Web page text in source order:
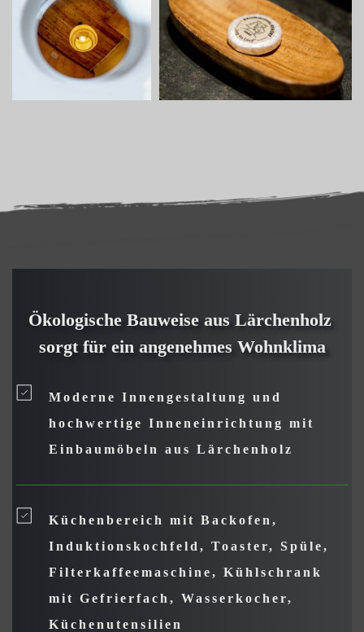
Ökologische Bauweise aus Lärchenholz
sorgt für ein angenehmes Wohnklima
Moderne Innengestaltung und
hochwertige Inneneinrichtung mit
Einbaumöbeln aus Lärchenholz
Küchenbereich mit Backofen,
Induktionskochfeld, Toaster, Spüle,
Filterkaffeemaschine, Kühlschrank
mit Gefrierfach, Wasserkocher,
Küchenutensilien